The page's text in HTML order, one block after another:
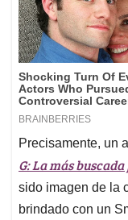
Precisamente, un
G: La más
sido imagen de la
brindado con un